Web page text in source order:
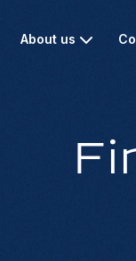
About us